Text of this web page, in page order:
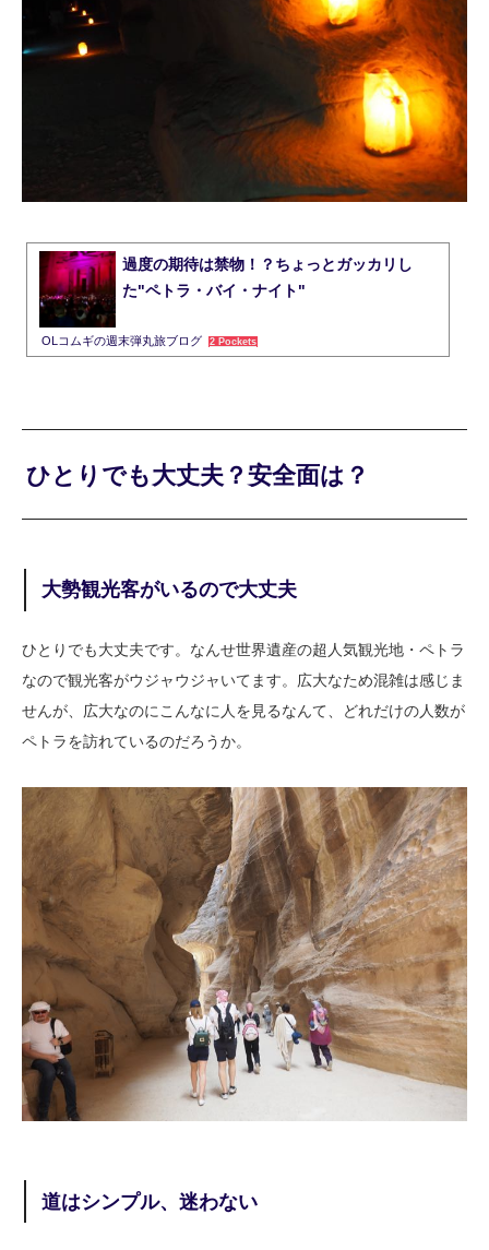
過度の期待は禁物！？ちょっとガッカリし
た"ペトラ・バイ・ナイト"
OLコムギの週末弾丸旅ブログ 2 Pockets
ひとりでも大丈夫？安全面は？
大勢観光客がいるので大丈夫
ひとりでも大丈夫です。なんせ世界遺産の超人気観光地・ペトラ
なので観光客がウジャウジャいてます。広大なため混雑は感じま
せんが、広大なのにこんなに人を見るなんて、どれだけの人数が
ペトラを訪れているのだろうか。
道はシンプル、迷わない